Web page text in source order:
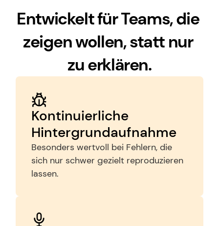
Entwickelt für Teams, die
zeigen wollen, statt nur
zu erklären.
Kontinuierliche
Hintergrundaufnahme
Besonders wertvoll bei Fehlern, die
sich nur schwer gezielt reproduzieren
lassen.